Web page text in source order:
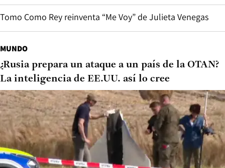
Tomo Como Rey reinventa “Me Voy” de Julieta Venegas
MUNDO
¿Rusia prepara un ataque a un país de la OTAN?
La inteligencia de EE.UU. así lo cree